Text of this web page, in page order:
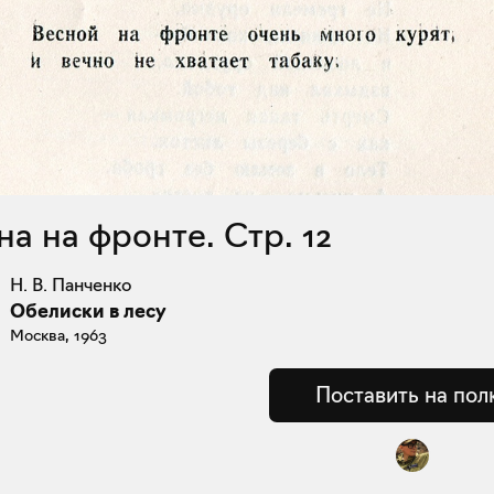
на фронте. Стр. 12
Н. В. Панченко
Обелиски в лесу
Москва, 1963
Поставить на